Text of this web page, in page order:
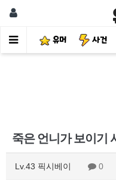
유머 사건
죽은 언니가 보이기
Lv.43 픽시베이 0